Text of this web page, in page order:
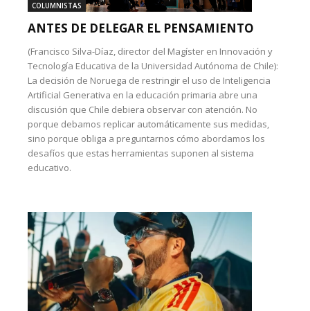
COLUMNISTAS
ANTES DE DELEGAR EL PENSAMIENTO
(Francisco Silva-Díaz, director del Magíster en Innovación y
Tecnología Educativa de la Universidad Autónoma de Chile):
La decisión de Noruega de restringir el uso de Inteligencia
Artificial Generativa en la educación primaria abre una
discusión que Chile debiera observar con atención. No
porque debamos replicar automáticamente sus medidas,
sino porque obliga a preguntarnos cómo abordamos los
desafíos que estas herramientas suponen al sistema
educativo.